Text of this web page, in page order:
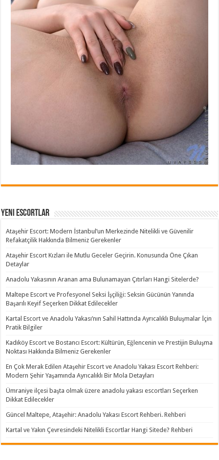
Yeni Escortlar
Ataşehir Escort: Modern İstanbul’un Merkezinde Nitelikli ve Güvenilir
Refakatçilik Hakkında Bilmeniz Gerekenler
Ataşehir Escort Kızları ile Mutlu Geceler Geçirin. Konusunda Öne Çıkan
Detaylar
Anadolu Yakasının Aranan ama Bulunamayan Çıtırları Hangi Sitelerde?
Maltepe Escort ve Profesyonel Seksi İşçiliği: Seksin Gücünün Yanında
Başarılı Keyif Seçerken Dikkat Edilecekler
Kartal Escort ve Anadolu Yakası’nın Sahil Hattında Ayrıcalıklı Buluşmalar İçin
Pratik Bilgiler
Kadıköy Escort ve Bostancı Escort: Kültürün, Eğlencenin ve Prestijin Buluşma
Noktası Hakkında Bilmeniz Gerekenler
En Çok Merak Edilen Ataşehir Escort ve Anadolu Yakası Escort Rehberi:
Modern Şehir Yaşamında Ayrıcalıklı Bir Mola Detayları
Ümraniye ilçesi başta olmak üzere anadolu yakası escortları Seçerken
Dikkat Edilecekler
Güncel Maltepe, Ataşehir: Anadolu Yakası Escort Rehberi. Rehberi
Kartal ve Yakın Çevresindeki Nitelikli Escortlar Hangi Sitede? Rehberi